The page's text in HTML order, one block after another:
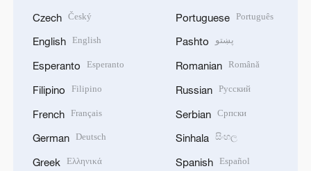
Czech Český
English English
Esperanto Esperanto
Filipino Filipino
French Français
German Deutsch
Greek Ελληνικά
Portuguese Português
Pashto پښتو
Romanian Română
Russian Русский
Serbian Српски
Sinhala සිංහල
Spanish Español